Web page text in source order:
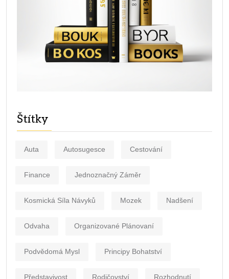
Štítky
Auta Autosugesce Cestování
Finance Jednoznačný Záměr
Kosmická Síla Návyků Mozek Nadšení
Odvaha Organizované Plánovaní
Podvědomá Mysl Principy Bohatství
Představivost Rodičovství Rozhodnutí